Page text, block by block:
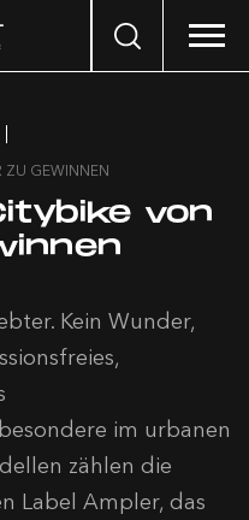
Search
ZU GEWINNEN
von
Kein Wunder,
im urbanen
zählen die
Label Ampler, das